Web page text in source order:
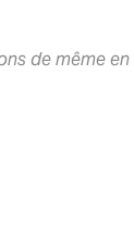
de même en